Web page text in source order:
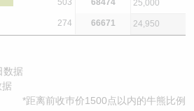
25,000
274 66671 24,950
数据
*距离前收巿价1500点以内的牛熊比例